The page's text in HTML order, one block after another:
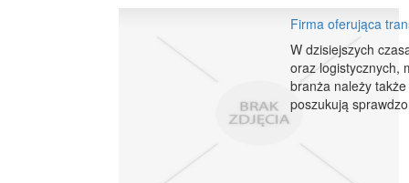
Firma oferująca
W dzisiejszych
oraz logistycznych,
branża należy
poszukują